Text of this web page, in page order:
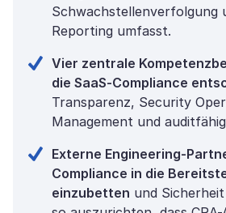
Schwachstellenverfolgung
Reporting umfasst.
Vier zentrale
die SaaS-Compliance
Transparenz, Security
Management und
Externe Engineering-
Compliance in die
einzubetten und